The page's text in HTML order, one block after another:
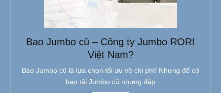
Bao Jumbo cũ – Công ty Jumbo RORI
Việt Nam?
Bao Jumbo cũ là lựa chọn tối ưu về chi phí! Nhưng để có
bao tải Jumbo cũ nhưng đáp